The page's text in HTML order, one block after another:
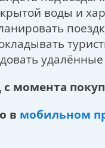
воды и
с момента
в мобильном